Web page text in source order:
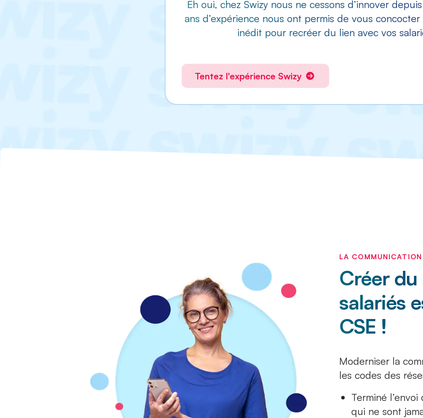
Eh oui, chez Swizy nous ne cessons d’innover
ans d’expérience nous ont permis de vous
inédit pour recréer du lien avec vos
Tentez l'expérience Swizy
LA
Créer du
salariés
CSE !
Moderniser la
les codes des
Terminé
qui ne sont